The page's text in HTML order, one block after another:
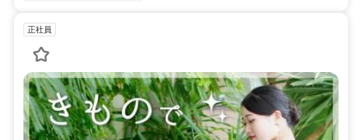
正社員